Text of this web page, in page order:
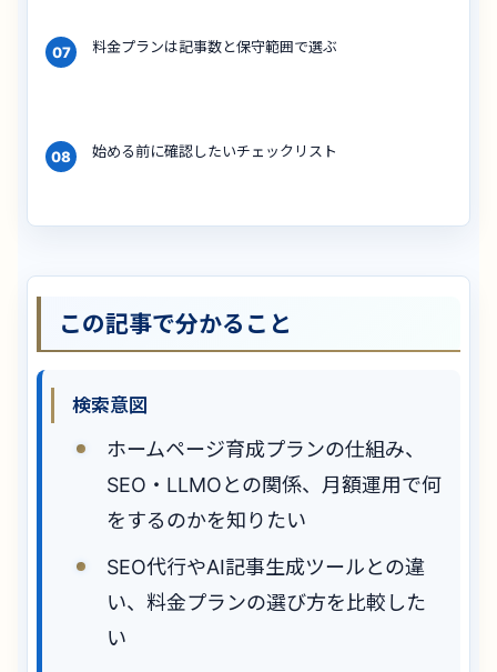
この記事で分かること
検索意図
ホームページ育成プランの仕組み、
SEO・LLMOとの関係、月額運用で何
をするのかを知りたい
SEO代行やAI記事生成ツールとの違
い、料金プランの選び方を比較した
い
07 料金プランは記事数と保守範囲で選ぶ
08 始める前に確認したいチェックリスト